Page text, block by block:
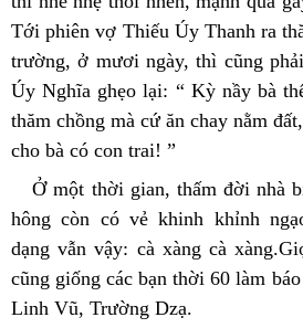
Tới phiên vợ Thiếu Úy Thanh ra
trường, ở mươi ngày, thì cũng
Úy Nghĩa ghẹo lại: “ Kỳ nầy bà
thăm chồng mà cứ ăn chay nằm
cho bà có con trai! ”
Ở một thời gian, thấm đời nhà
hông còn có vẻ khinh khỉnh
dạng vẫn vậy: cà xàng cà
cũng giống các bạn thời 60 làm
Linh Vũ, Trường Dzạ.